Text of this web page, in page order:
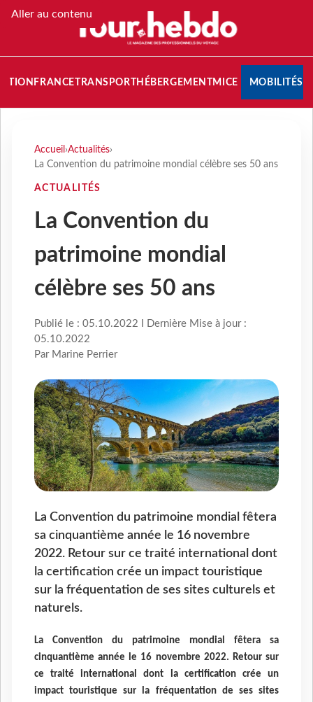
Aller au contenu
FRANCETRANSPORT HÉBERGEMENTMICE MOBILITÉS
Accueil ›Actualités›
La Convention du patrimoine mondial célèbre ses 50 ans
ACTUALITÉS
La Convention du
patrimoine mondial
célèbre ses 50 ans
Publié le : 05.10.2022 I Dernière Mise à jour :
05.10.2022
Par Marine Perrier
La Convention du patrimoine mondial fêtera
sa cinquantième année le 16 novembre
2022. Retour sur ce traité international dont
la certification crée un impact touristique
sur la fréquentation de ses sites culturels et
naturels.
La Convention du patrimoine mondial fêtera sa
cinquantième année le 16 novembre 2022. Retour sur
ce traité international dont la certification crée un
impact touristique sur la fréquentation de ses sites